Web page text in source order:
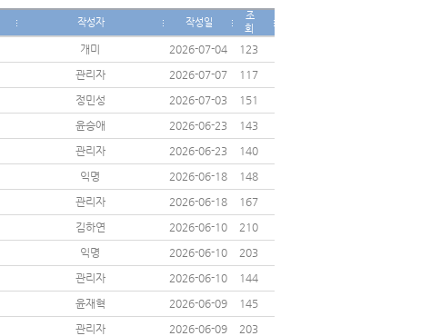
작성자 작성일
조
회
개미 2026-07-04
123
관리자 2026-07-07
117
정민성 2026-07-03
151
윤승애 2026-06-23
143
관리자 2026-06-23
140
익명 2026-06-18
148
관리자 2026-06-18
167
김하연 2026-06-10
210
익명 2026-06-10
203
관리자 2026-06-10
144
윤재혁 2026-06-09
145
관리자 2026-06-09
203